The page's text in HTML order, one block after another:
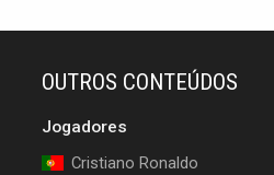
OUTROS CONTEÚDOS
Jogadores
Cristiano Ronaldo